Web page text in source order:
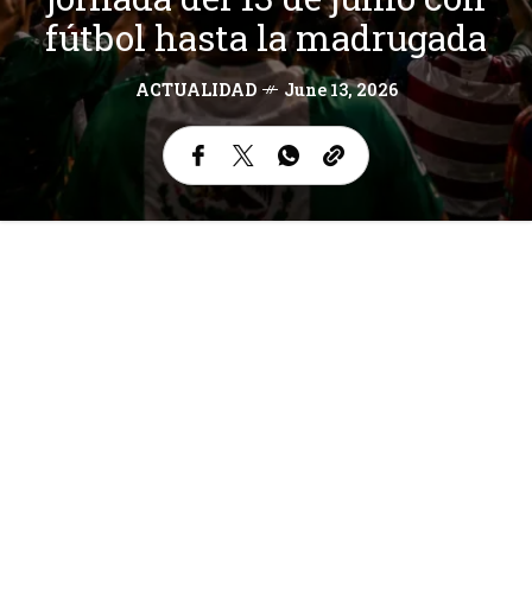
fútbol hasta la madrugada
ACTUALIDAD June 13, 2026